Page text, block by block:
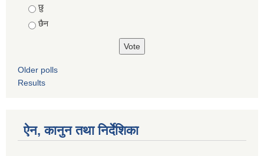
Choices
छु
छैन
Older polls
Results
ऐन, कानुन तथा निर्देशिका